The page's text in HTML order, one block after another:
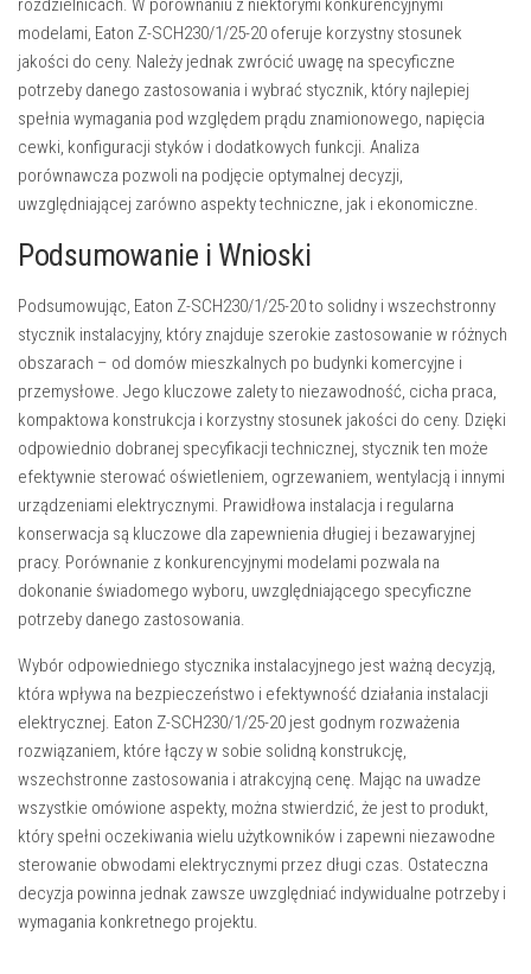
rozdzielnicach. W porównaniu z niektórymi konkurencyjnymi
modelami, Eaton Z-SCH230/1/25-20 oferuje korzystny stosunek
jakości do ceny. Należy jednak zwrócić uwagę na specyficzne
potrzeby danego zastosowania i wybrać stycznik, który najlepiej
spełnia wymagania pod względem prądu znamionowego, napięcia
cewki, konfiguracji styków i dodatkowych funkcji. Analiza
porównawcza pozwoli na podjęcie optymalnej decyzji,
uwzględniającej zarówno aspekty techniczne, jak i ekonomiczne.
Podsumowanie i Wnioski
Podsumowując, Eaton Z-SCH230/1/25-20 to solidny i wszechstronny
stycznik instalacyjny, który znajduje szerokie zastosowanie w różnych
obszarach – od domów mieszkalnych po budynki komercyjne i
przemysłowe. Jego kluczowe zalety to niezawodność, cicha praca,
kompaktowa konstrukcja i korzystny stosunek jakości do ceny. Dzięki
odpowiednio dobranej specyfikacji technicznej, stycznik ten może
efektywnie sterować oświetleniem, ogrzewaniem, wentylacją i innymi
urządzeniami elektrycznymi. Prawidłowa instalacja i regularna
konserwacja są kluczowe dla zapewnienia długiej i bezawaryjnej
pracy. Porównanie z konkurencyjnymi modelami pozwala na
dokonanie świadomego wyboru, uwzględniającego specyficzne
potrzeby danego zastosowania.
Wybór odpowiedniego stycznika instalacyjnego jest ważną decyzją,
która wpływa na bezpieczeństwo i efektywność działania instalacji
elektrycznej. Eaton Z-SCH230/1/25-20 jest godnym rozważenia
rozwiązaniem, które łączy w sobie solidną konstrukcję,
wszechstronne zastosowania i atrakcyjną cenę. Mając na uwadze
wszystkie omówione aspekty, można stwierdzić, że jest to produkt,
który spełni oczekiwania wielu użytkowników i zapewni niezawodne
sterowanie obwodami elektrycznymi przez długi czas. Ostateczna
decyzja powinna jednak zawsze uwzględniać indywidualne potrzeby i
wymagania konkretnego projektu.